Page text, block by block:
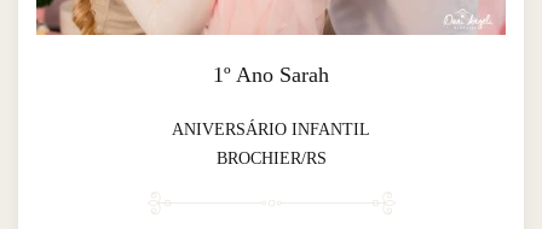
1º Ano Sarah
ANIVERSÁRIO INFANTIL
BROCHIER/RS